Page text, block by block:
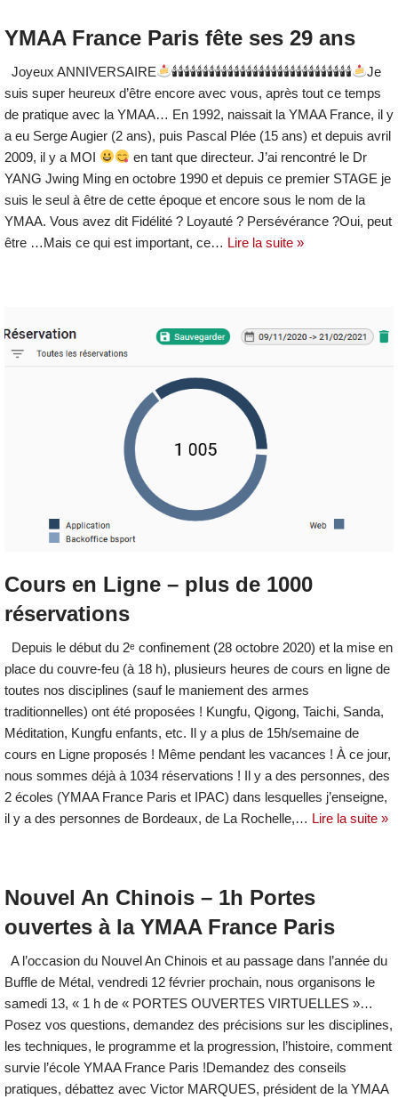
YMAA France Paris fête ses 29 ans
Joyeux ANNIVERSAIRE 🕯🕯🕯🕯🕯🕯🕯🕯🕯🕯🕯🕯🕯🕯🕯🕯🕯🕯🕯🕯🕯🕯🕯🕯🕯🕯🕯🕯🕯
Je
suis super heureux d’être encore avec vous, après tout ce temps
de pratique avec la YMAA… En 1992, naissait la YMAA France, il y
a eu Serge Augier (2 ans), puis Pascal Plée (15 ans) et depuis avril
2009, il y a MOI
en tant que directeur. J’ai rencontré le Dr
YANG Jwing Ming en octobre 1990 et depuis ce premier STAGE je
suis le seul à être de cette époque et encore sous le nom de la
YMAA. Vous avez dit Fidélité ? Loyauté ? Persévérance ?Oui, peut
être …Mais ce qui est important, ce… Lire la suite »
Cours en Ligne – plus de 1000
réservations
Depuis le début du 2ᵉ confinement (28 octobre 2020) et la mise en
place du couvre-feu (à 18 h), plusieurs heures de cours en ligne de
toutes nos disciplines (sauf le maniement des armes
traditionnelles) ont été proposées ! Kungfu, Qigong, Taichi, Sanda,
Méditation, Kungfu enfants, etc. Il y a plus de 15h/semaine de
cours en Ligne proposés ! Même pendant les vacances ! À ce jour,
nous sommes déjà à 1034 réservations ! Il y a des personnes, des
2 écoles (YMAA France Paris et IPAC) dans lesquelles j’enseigne,
il y a des personnes de Bordeaux, de La Rochelle,… Lire la suite »
Nouvel An Chinois – 1h Portes
ouvertes à la YMAA France Paris
A l’occasion du Nouvel An Chinois et au passage dans l’année du
Buffle de Métal, vendredi 12 février prochain, nous organisons le
samedi 13, « 1 h de « PORTES OUVERTES VIRTUELLES »…
Posez vos questions, demandez des précisions sur les disciplines,
les techniques, le programme et la progression, l’histoire, comment
survie l’école YMAA France Paris !Demandez des conseils
pratiques, débattez avec Victor MARQUES, président de la YMAA